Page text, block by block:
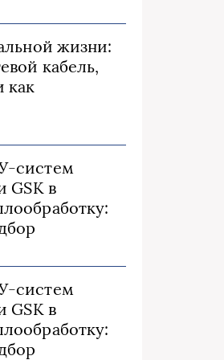
жизни:
кабель,
как
систем
GSK в
систем
GSK в